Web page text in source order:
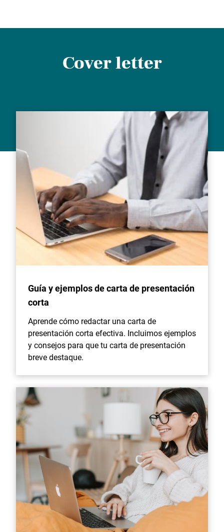
Cover letter
Guía y ejemplos de carta de presentación
corta
Aprende cómo redactar una carta de
presentación corta efectiva. Incluimos ejemplos
y consejos para que tu carta de presentación
breve destaque.